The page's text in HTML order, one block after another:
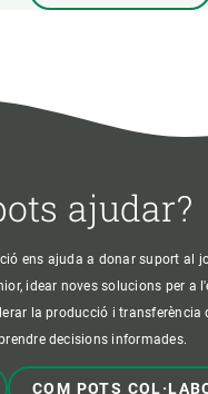
ajudar?
ens ajuda a donar suport al
idear noves solucions per a
la producció i transferència
decisions informades.
COM POTS